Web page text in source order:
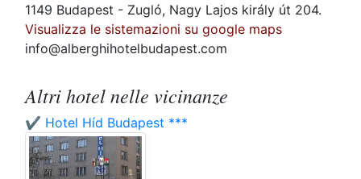
1149 Budapest - Zugló, Nagy Lajos király út 204.
Visualizza le sistemazioni su google maps
info@alberghihotelbudapest.com
Altri hotel nelle vicinanze
✔️ Hotel Híd Budapest ***